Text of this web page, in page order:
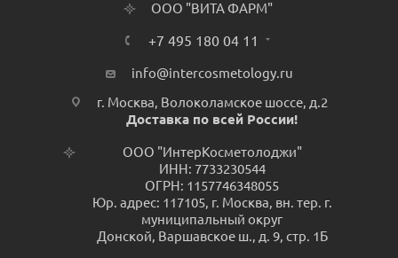
ООО "ВИТА ФАРМ"
+7 495 180 04 11
info@intercosmetology.ru
г. Москва, Волоколамское шоссе, д.2
Доставка по всей России!
ООО "ИнтерКосметолоджи"
ИНН: 7733230544
ОГРН: 1157746348055
Юр. адрес: 117105, г. Москва, вн. тер. г.
муниципальный округ
Донской, Варшавское ш., д. 9, стр. 1Б